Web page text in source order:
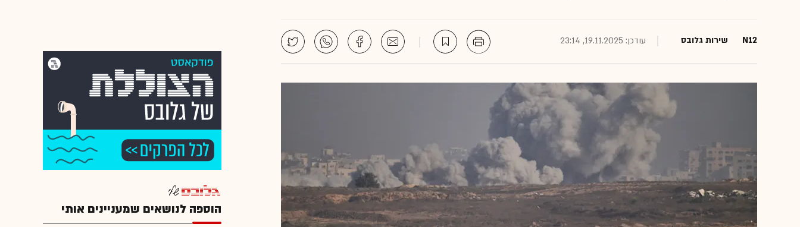
N12 שירות גלובס עודכן: 19.11.2025, 23:14
הוספה לנושאים שמעניינים אותי